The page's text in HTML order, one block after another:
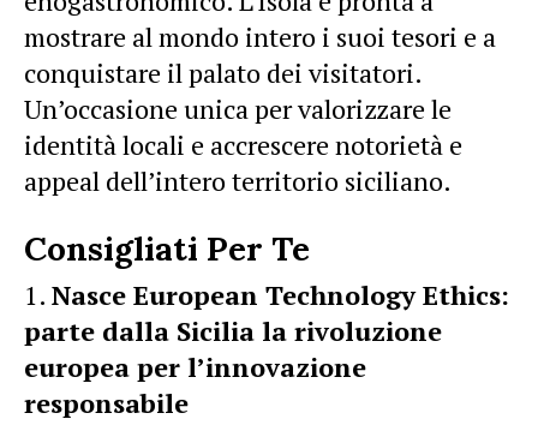
mostrare al mondo intero i suoi tesori e a
conquistare il palato dei visitatori.
Un’occasione unica per valorizzare le
identità locali e accrescere notorietà e
appeal dell’intero territorio siciliano.
Consigliati Per Te
Nasce European Technology Ethics:
parte dalla Sicilia la rivoluzione
europea per l’innovazione
responsabile